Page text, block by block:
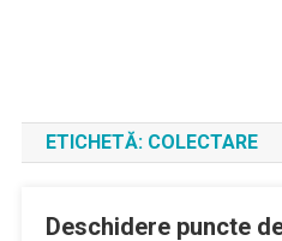
ETICHETĂ: COLECTARE
Deschidere puncte